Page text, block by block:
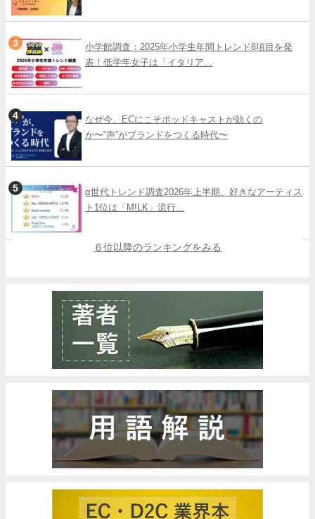
小学館調査：2025年小学生年間トレンド8項目を発
表！低学年女子は「イタリア...
なぜ今、ECにこそポッドキャストが効くの
か〜“声”がブランドをつくる時代〜
α世代トレンド調査2026年上半期、好きなアーティス
ト1位は「M!LK」流行...
６位以降のランキングをみる